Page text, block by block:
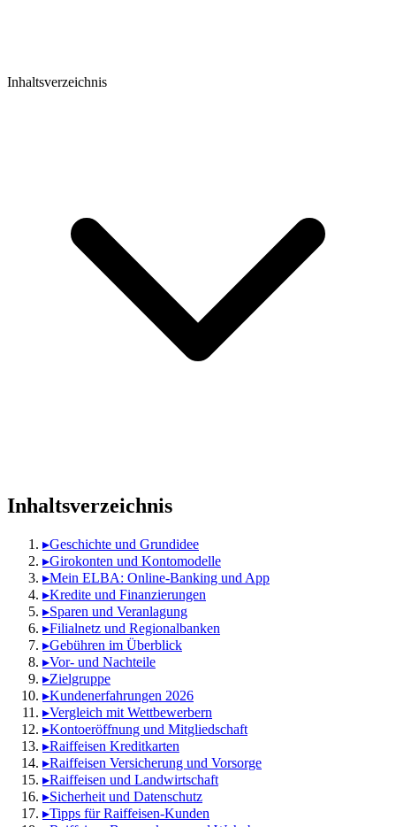
Inhaltsverzeichnis
Inhaltsverzeichnis
▸Geschichte und Grundidee
▸Girokonten und Kontomodelle
▸Mein ELBA: Online-Banking und App
▸Kredite und Finanzierungen
▸Sparen und Veranlagung
▸Filialnetz und Regionalbanken
▸Gebühren im Überblick
▸Vor- und Nachteile
▸Zielgruppe
▸Kundenerfahrungen 2026
▸Vergleich mit Wettbewerbern
▸Kontoeröffnung und Mitgliedschaft
▸Raiffeisen Kreditkarten
▸Raiffeisen Versicherung und Vorsorge
▸Raiffeisen und Landwirtschaft
▸Sicherheit und Datenschutz
▸Tipps für Raiffeisen-Kunden